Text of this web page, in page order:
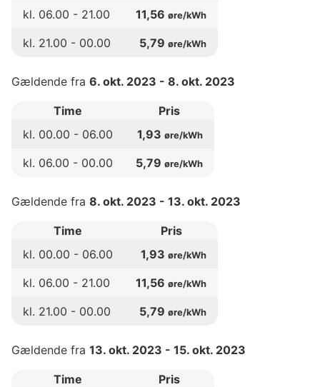
kl. 06.00 - 21.00 11,56 øre/kWh
kl. 21.00 - 00.00 5,79 øre/kWh
Gældende fra 6. okt. 2023 - 8. okt. 2023
Time
Pris
kl. 00.00 - 06.00 1,93 øre/kWh
kl. 06.00 - 00.00 5,79 øre/kWh
Gældende fra 8. okt. 2023 - 13. okt. 2023
Time
Pris
kl. 00.00 - 06.00 1,93 øre/kWh
kl. 06.00 - 21.00 11,56 øre/kWh
kl. 21.00 - 00.00 5,79 øre/kWh
Gældende fra 13. okt. 2023 - 15. okt. 2023
Time
Pris